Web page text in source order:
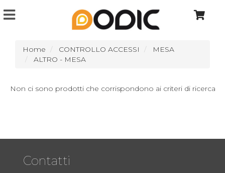
Home CONTROLLO ACCESSI
MESA
ALTRO - MESA
Non ci sono prodotti che corrispondono ai criteri di ricerca
Contatti